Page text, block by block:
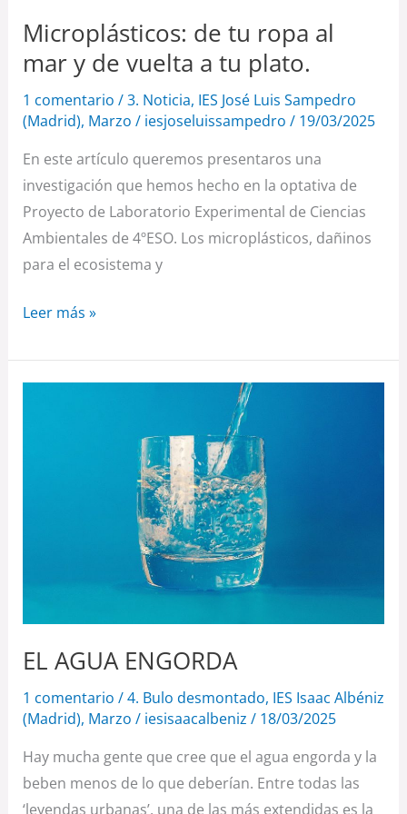
Microplásticos: de tu ropa al
mar y de vuelta a tu plato.
1 comentario /3. Noticia, IES José Luis Sampedro
(Madrid), Marzo / iesjoseluissampedro / 19/03/2025
En este artículo queremos presentaros una
investigación que hemos hecho en la optativa de
Proyecto de Laboratorio Experimental de Ciencias
Ambientales de 4ºESO. Los microplásticos, dañinos
para el ecosistema y
plato.
Leer más »
EL AGUA ENGORDA
1 comentario /4. Bulo desmontado, IES Isaac Albéniz
(Madrid), Marzo / iesisaacalbeniz / 18/03/2025
Hay mucha gente que cree que el agua engorda y la
beben menos de lo que deberían. Entre todas las
‘leyendas urbanas’, una de las más extendidas es la